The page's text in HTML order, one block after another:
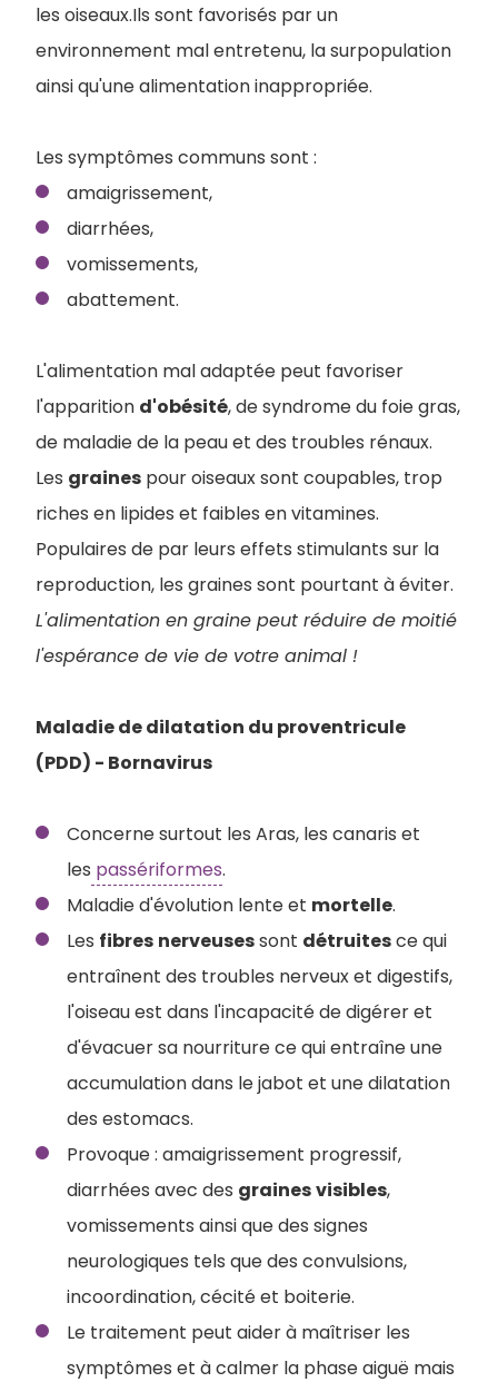
les oiseaux.Ils sont favorisés par un
environnement mal entretenu, la surpopulation
ainsi qu'une alimentation inappropriée.
Les symptômes communs sont :
amaigrissement,
diarrhées,
vomissements,
abattement.
L'alimentation mal adaptée peut favoriser
l'apparition d'obésité, de syndrome du foie gras,
de maladie de la peau et des troubles rénaux.
Les graines pour oiseaux sont coupables, trop
riches en lipides et faibles en vitamines.
Populaires de par leurs effets stimulants sur la
reproduction, les graines sont pourtant à éviter.
L'alimentation en graine peut réduire de moitié
l'espérance de vie de votre animal !
Maladie de dilatation du proventricule
(PDD) - Bornavirus
Concerne surtout les Aras, les canaris et
les passériformes.
Maladie d'évolution lente et mortelle.
Les fibres nerveusessont détruitesce qui
entraînent des troubles nerveux et digestifs,
l'oiseau est dans l'incapacité de digérer et
d'évacuer sa nourriture ce qui entraîne une
accumulation dans le jabot et une dilatation
des estomacs.
Provoque : amaigrissement progressif,
diarrhées avec des grainesvisibles,
vomissements ainsi que des signes
neurologiques tels que des convulsions,
incoordination, cécité et boiterie.
Le traitement peut aider à maîtriser les
symptômes et à calmer la phase aiguë mais